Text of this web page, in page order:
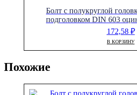
Болт с полукруглой
подголовком DIN 603
172,58 ₽
В КОРЗИНУ
Похожие